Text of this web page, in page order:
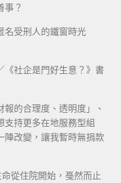
事？
名受刑人的鐵窗時光
《社企是門好生意？》書
報的合理度、透明度」、
支持更多在地服務型組
陣改變，讓我暫時無捐款
從住院開始，戞然而止